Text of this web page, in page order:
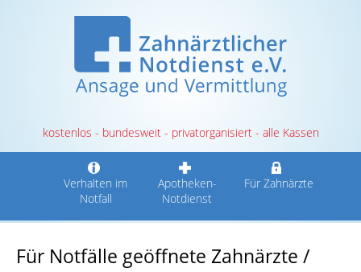
kostenlos - bundesweit - privatorganisiert - alle Kassen
Verhalten im
Notfall
Apotheken-
Notdienst
Für Zahnärzte
Für Notfälle geöffnete Zahnärzte /